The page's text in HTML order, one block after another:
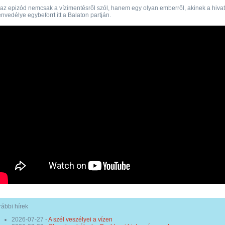
az epizód nemcsak a vízimentésről szól, hanem egy olyan emberről, akinek a
egybeforrt itt a Balaton partján.
hírek
2026-07-27 -A szél veszélyei a vízen